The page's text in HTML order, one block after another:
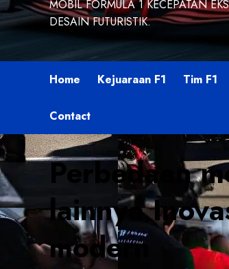
MOBIL FORMULA 1 KECEPATAN
DESAIN FUTURISTIK.
Home Kejuaraan F1 Tim F1
Contact
Perbedaan
lainnya
modern